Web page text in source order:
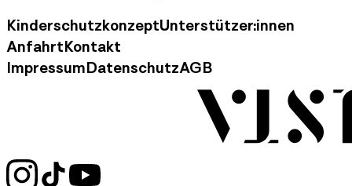
Footer Navigation
KinderschutzkonzeptUnterstützer:innen
Kontaktinformationen
AnfahrtKontakt
Rechtliche Informationen
ImpressumDatenschutzAGB
Social Media Links